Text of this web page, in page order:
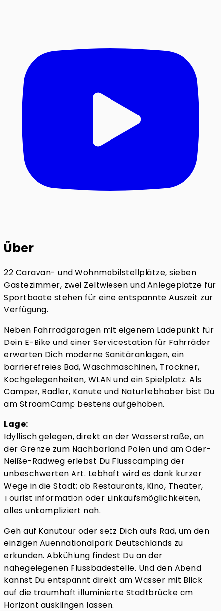
Über
22 Caravan- und Wohnmobilstellplätze, sieben
Gästezimmer, zwei Zeltwiesen und Anlegeplätze für
Sportboote stehen für eine entspannte Auszeit zur
Verfügung.
Neben Fahrradgaragen mit eigenem Ladepunkt für
Dein E-Bike und einer Servicestation für Fahrräder
erwarten Dich moderne Sanitäranlagen, ein
barrierefreies Bad, Waschmaschinen, Trockner,
Kochgelegenheiten, WLAN und ein Spielplatz. Als
Camper, Radler, Kanute und Naturliebhaber bist Du
am StroamCamp bestens aufgehoben.
Lage:
Idyllisch gelegen, direkt an der Wasserstraße, an
der Grenze zum Nachbarland Polen und am Oder-
Neiße-Radweg erlebst Du Flusscamping der
unbeschwerten Art. Lebhaft wird es dank kurzer
Wege in die Stadt; ob Restaurants, Kino, Theater,
Tourist Information oder Einkaufsmöglichkeiten,
alles unkompliziert nah.
Geh auf Kanutour oder setz Dich aufs Rad, um den
einzigen Auennationalpark Deutschlands zu
erkunden. Abkühlung findest Du an der
nahegelegenen Flussbadestelle. Und den Abend
kannst Du entspannt direkt am Wasser mit Blick
auf die traumhaft illuminierte Stadtbrücke am
Horizont ausklingen lassen.